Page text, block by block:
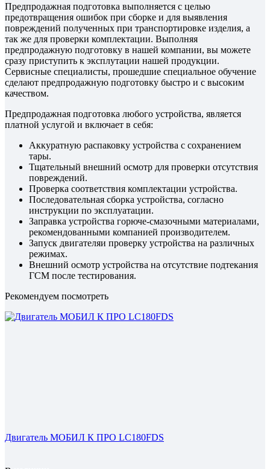
Предпродажная подготовка выполняется с целью
предотвращения ошибок при сборке и для выявления
повреждений полученных при транспортировке изделия, а
так же для проверки комплектации. Выполняя
предпродажную подготовку в нашей компании, вы можете
сразу приступить к эксплутации нашей продукции.
Сервисные специалисты, прошедшие специальное обучение
сделают предпродажную подготовку быстро и с высоким
качеством.
Предпродажная подготовка любого устройства, является
платной услугой и включает в себя:
Аккуратную распаковку устройства с сохранением
тары.
Тщательный внешний осмотр для проверки отсутствия
повреждений.
Проверка соответствия комплектации устройства.
Последовательная сборка устройства, согласно
инструкции по эксплуатации.
Заправка устройства горюче-смазочными материалами,
рекомендованными компанией производителем.
Запуск двигателяи проверку устройства на различных
режимах.
Внешний осмотр устройства на отсутствие подтекания
ГСМ после тестирования.
Рекомендуем посмотреть
Двигатель МОБИЛ К ПРО LC180FDS